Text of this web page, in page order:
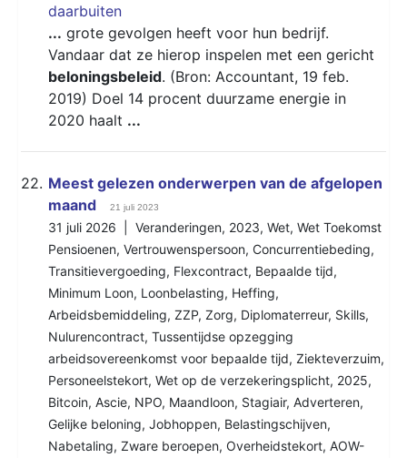
daarbuiten
... grote gevolgen heeft voor hun bedrijf.
Vandaar dat ze hierop inspelen met een gericht
beloningsbeleid. (Bron: Accountant, 19 feb.
2019) Doel 14 procent duurzame energie in
2020 haalt ...
22. Meest gelezen onderwerpen van de afgelopen
maand
21 juli 2023
31 juli 2026 | Veranderingen, 2023, Wet, Wet Toekomst
Pensioenen, Vertrouwenspersoon, Concurrentiebeding,
Transitievergoeding, Flexcontract, Bepaalde tijd,
Minimum Loon, Loonbelasting, Heffing,
Arbeidsbemiddeling, ZZP, Zorg, Diplomaterreur, Skills,
Nulurencontract, Tussentijdse opzegging
arbeidsovereenkomst voor bepaalde tijd, Ziekteverzuim,
Personeelstekort, Wet op de verzekeringsplicht, 2025,
Bitcoin, Ascie, NPO, Maandloon, Stagiair, Adverteren,
Gelijke beloning, Jobhoppen, Belastingschijven,
Nabetaling, Zware beroepen, Overheidstekort, AOW-